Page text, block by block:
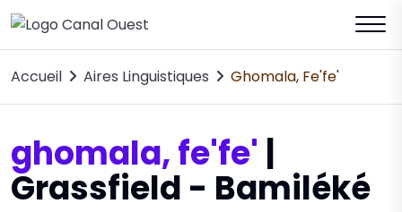
Accueil Aires Linguistiques Ghomala, Fe'fe'
ghomala, fe'fe' |
Grassfield - Bamiléké